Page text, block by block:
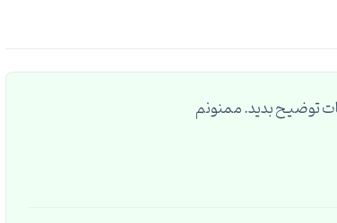
توضیح بدید. ممنونم